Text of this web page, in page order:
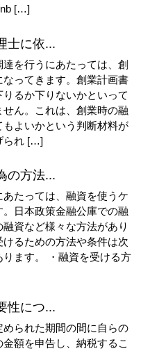
[…]
士に依...
を行うにあたっては、創
ってきます。創業計画書
るか下りないかといって
せん。これは、創業時の融
もよいかという判断材料が
られ […]
の方法...
たっては、融資を使うケ
日本政策金融公庫での融
資など様々な方法があり
けるための方法や条件は次
ます。 ・融資を受ける方
性につ...
られた期間の間に自らの
額を申告し、納税するこ